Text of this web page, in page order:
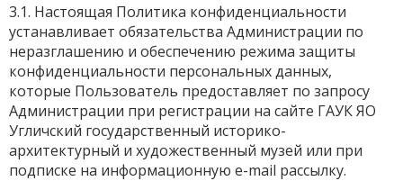
3.1. Настоящая Политика конфиденциальности
устанавливает обязательства Администрации по
неразглашению и обеспечению режима защиты
конфиденциальности персональных данных,
которые Пользователь предоставляет по запросу
Администрации при регистрации на сайте ГАУК ЯО
Угличский государственный историко-
архитектурный и художественный музей или при
подписке на информационную e-mail рассылку.